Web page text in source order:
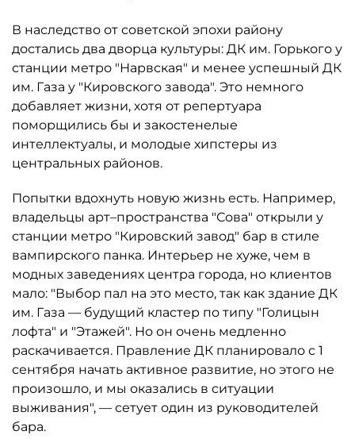
В наследство от советской эпохи району
достались два дворца культуры: ДК им. Горького у
станции метро "Нарвская" и менее успешный ДК
им. Газа у "Кировского завода". Это немного
добавляет жизни, хотя от репертуара
поморщились бы и закостенелые
интеллектуалы, и молодые хипстеры из
центральных районов.
Попытки вдохнуть новую жизнь есть. Например,
владельцы арт–пространства "Сова" открыли у
станции метро "Кировский завод" бар в стиле
вампирского панка. Интерьер не хуже, чем в
модных заведениях центра города, но клиентов
мало: "Выбор пал на это место, так как здание ДК
им. Газа — будущий кластер по типу "Голицын
лофта" и "Этажей". Но он очень медленно
раскачивается. Правление ДК планировало с 1
сентября начать активное развитие, но этого не
произошло, и мы оказались в ситуации
выживания", — сетует один из руководителей
бара.